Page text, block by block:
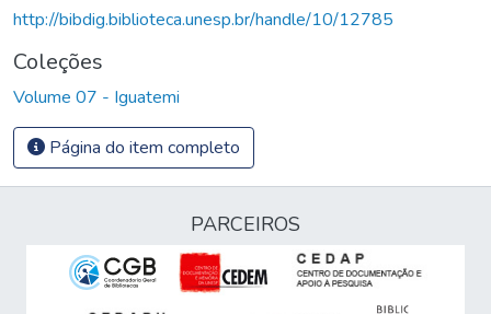
http://bibdig.biblioteca.unesp.br/handle/10/12785
Coleções
Volume 07 - Iguatemi
Página do item completo
PARCEIROS